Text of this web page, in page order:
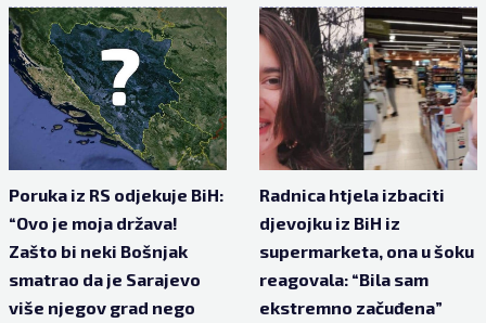
Poruka iz RS odjekuje BiH:
“Ovo je moja država!
Zašto bi neki Bošnjak
smatrao da je Sarajevo
više njegov grad nego
Radnica htjela izbaciti
djevojku iz BiH iz
supermarketa, ona u šoku
reagovala: “Bila sam
ekstremno začuđena”